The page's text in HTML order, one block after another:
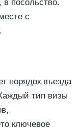
в посольство.
с
порядок въезда
тип визы
ключевое